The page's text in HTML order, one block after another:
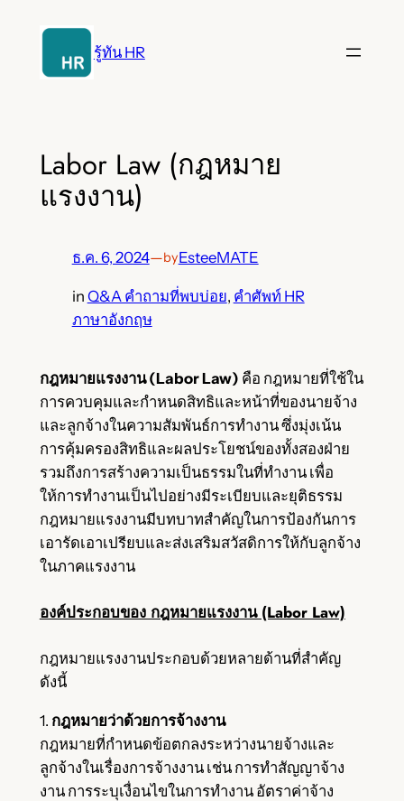
รู้ทัน HR
Labor Law (กฎหมาย
แรงงาน)
ธ.ค. 6, 2024—byEsteeMATE
in Q&A คำถามที่พบบ่อย, คำศัพท์ HR
ภาษาอังกฤษ
กฎหมายแรงงาน (Labor Law) คือ กฎหมายที่ใช้ใน
การควบคุมและกำหนดสิทธิและหน้าที่ของนายจ้าง
และลูกจ้างในความสัมพันธ์การทำงาน ซึ่งมุ่งเน้น
การคุ้มครองสิทธิและผลประโยชน์ของทั้งสองฝ่าย
รวมถึงการสร้างความเป็นธรรมในที่ทำงาน เพื่อ
ให้การทำงานเป็นไปอย่างมีระเบียบและยุติธรรม
กฎหมายแรงงานมีบทบาทสำคัญในการป้องกันการ
เอารัดเอาเปรียบและส่งเสริมสวัสดิการให้กับลูกจ้าง
ในภาคแรงงาน
องค์ประกอบของ กฎหมายแรงงาน (Labor Law)
กฎหมายแรงงานประกอบด้วยหลายด้านที่สำคัญ
ดังนี้
1. กฎหมายว่าด้วยการจ้างงาน
กฎหมายที่กำหนดข้อตกลงระหว่างนายจ้างและ
ลูกจ้างในเรื่องการจ้างงาน เช่น การทำสัญญาจ้าง
งาน การระบุเงื่อนไขในการทำงาน อัตราค่าจ้าง